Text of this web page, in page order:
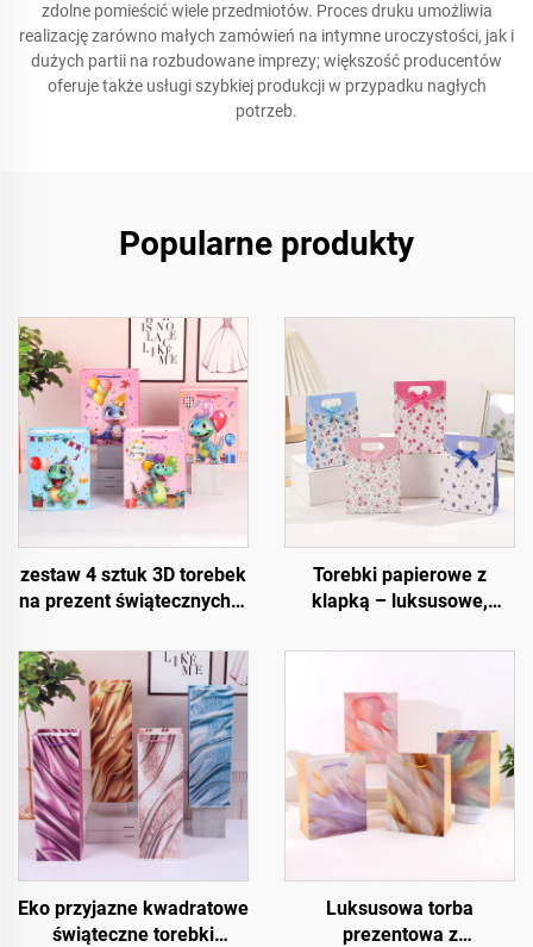
zdolne pomieścić wiele przedmiotów. Proces druku umożliwia
realizację zarówno małych zamówień na intymne uroczystości, jak i
dużych partii na rozbudowane imprezy; większość producentów
oferuje także usługi szybkiej produkcji w przypadku nagłych
potrzeb.
Popularne produkty
zestaw 4 sztuk 3D torebek
na prezent świątecznych –
opakowania świąteczne
do sprzedaży detalicznej i
prezentów
Torebki papierowe z
klapką – luksusowe,
pełni konfigurowalne
Eko przyjazne kwadratowe
świąteczne torebki
Luksusowa torba
prezentowa z